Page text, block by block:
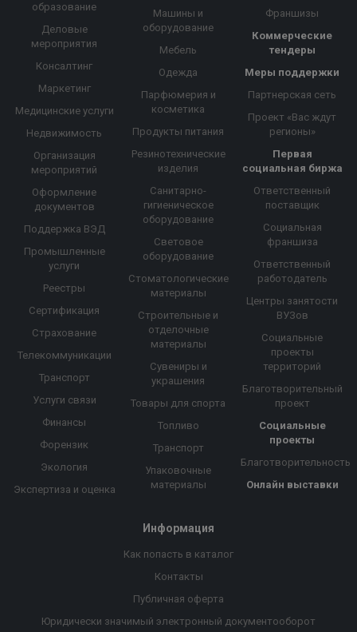
образование
Деловые
мероприятия
Консалтинг
Маркетинг
Медицинские услуги
Недвижимость
Организация
мероприятий
Оформление
документов
Поддержка ВЭД
Промышленные
услуги
Реестры
Сертификация
Страхование
Телекоммуникации
Транспорт
Услуги связи
Финансы
Форензик
Экология
Экспертиза и оценка
Машины и
оборудование
Мебель
Одежда
Парфюмерия и
косметика
Продукты питания
Резинотехнические
изделия
Санитарно-
гигиеническое
оборудование
Световое
оборудование
Стоматологические
материалы
Строительные и
отделочные
материалы
Сувениры и
украшения
Товары для спорта
Топливо
Транспорт
Упаковочные
материалы
Франшизы
Коммерческие
тендеры
Меры поддержки
Партнерская сеть
Проект «Вас ждут
регионы»
Первая
социальная биржа
Ответственный
поставщик
Социальная
франшиза
Ответственный
работодатель
Центры занятости
ВУЗов
Социальные
проекты
территорий
Благотворительный
проект
Социальные
проекты
Благотворительность
Онлайн выставки
Информация
Как попасть в каталог
Контакты
Публичная оферта
Юридически значимый электронный документооборот